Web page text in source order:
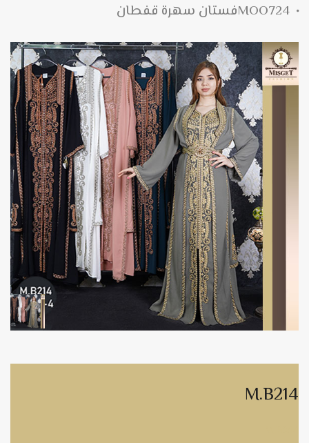
MOO724فستان سهرة قفطان
M.B214